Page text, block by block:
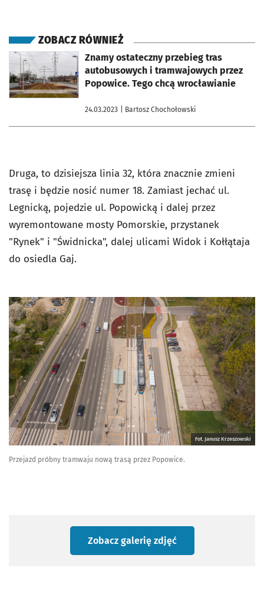
ZOBACZ RÓWNIEŻ
Znamy ostateczny przebieg tras
autobusowych i tramwajowych przez
Popowice. Tego chcą wrocławianie
24.03.2023 | Bartosz Chochołowski
otworzy się w nowej karcie
Druga, to dzisiejsza linia 32, która znacznie zmieni
trasę i będzie nosić numer 18. Zamiast jechać ul.
Legnicką, pojedzie ul. Popowicką i dalej przez
wyremontowane mosty Pomorskie, przystanek
"Rynek" i "Świdnicka", dalej ulicami Widok i Kołłątaja
do osiedla Gaj.
Fot. Janusz Krzeszowski
Przejazd próbny tramwaju nową trasą przez Popowice.
Zobacz galerię zdjęć